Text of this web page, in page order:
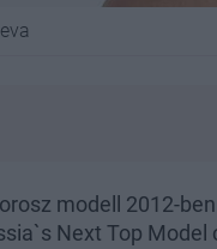
modell 2012-
Next Top